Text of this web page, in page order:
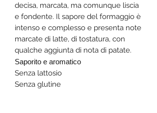
decisa, marcata, ma comunque liscia
e fondente. Il sapore del formaggio è
intenso e complesso e presenta note
marcate di latte, di tostatura, con
qualche aggiunta di nota di patate.
Saporito e aromatico
Senza lattosio
Senza glutine